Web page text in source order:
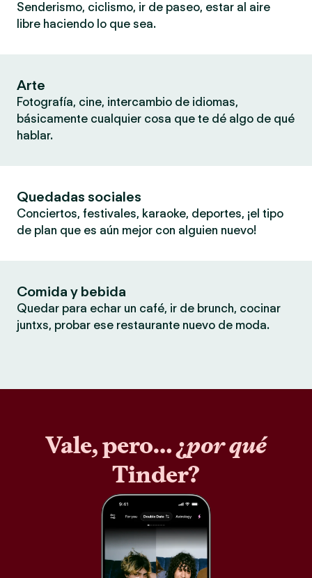
Senderismo, ciclismo, ir de paseo, estar al aire
libre haciendo lo que sea.
Arte
Fotografía, cine, intercambio de idiomas,
básicamente cualquier cosa que te dé algo de qué
hablar.
Quedadas sociales
Conciertos, festivales, karaoke, deportes, ¡el tipo
de plan que es aún mejor con alguien nuevo!
Comida y bebida
Quedar para echar un café, ir de brunch, cocinar
juntxs, probar ese restaurante nuevo de moda.
Vale, pero… ¿por qué
Tinder?